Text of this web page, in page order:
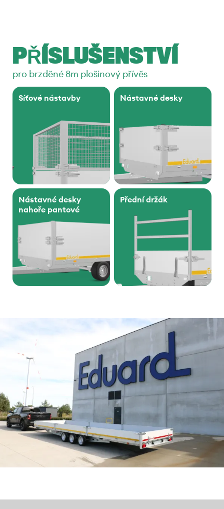
PŘÍSLUŠENSTVÍ
pro brzděné 8m plošinový přívěs
Síťové nástavby Nástavné desky
Nástavné desky
nahoře pantové
Přední držák